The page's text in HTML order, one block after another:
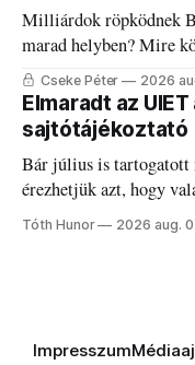
Milliárdok röpködnek
marad helyben? Mire
Cseke Péter 2026
Elmaradt az
sajtótájékoztató
Bár július is tartogatott
érezhetjük azt, hogy
Tóth Hunor 2026 aug.
Impresszum